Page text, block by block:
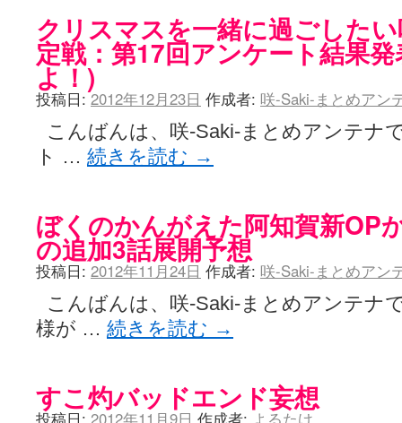
クリスマスを一緒に過ごした
定戦：第17回アンケート結果
よ！)
投稿日: 2012年12月23日 作成者: 咲-Saki-まとめアン
こんばんは、咲-Saki-まとめアンテナ
ト … 続きを読む →
ぼくのかんがえた阿知賀新OP
の追加3話展開予想
投稿日: 2012年11月24日 作成者: 咲-Saki-まとめアン
こんばんは、咲-Saki-まとめアンテナ
様が … 続きを読む →
すこ灼バッドエンド妄想
投稿日: 2012年11月9日 作成者: よるたけ